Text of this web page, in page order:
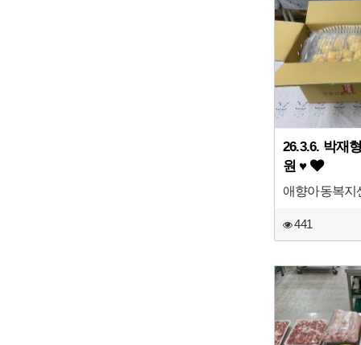
26.3.6. 박재
원 ♥
애향아동복지
441